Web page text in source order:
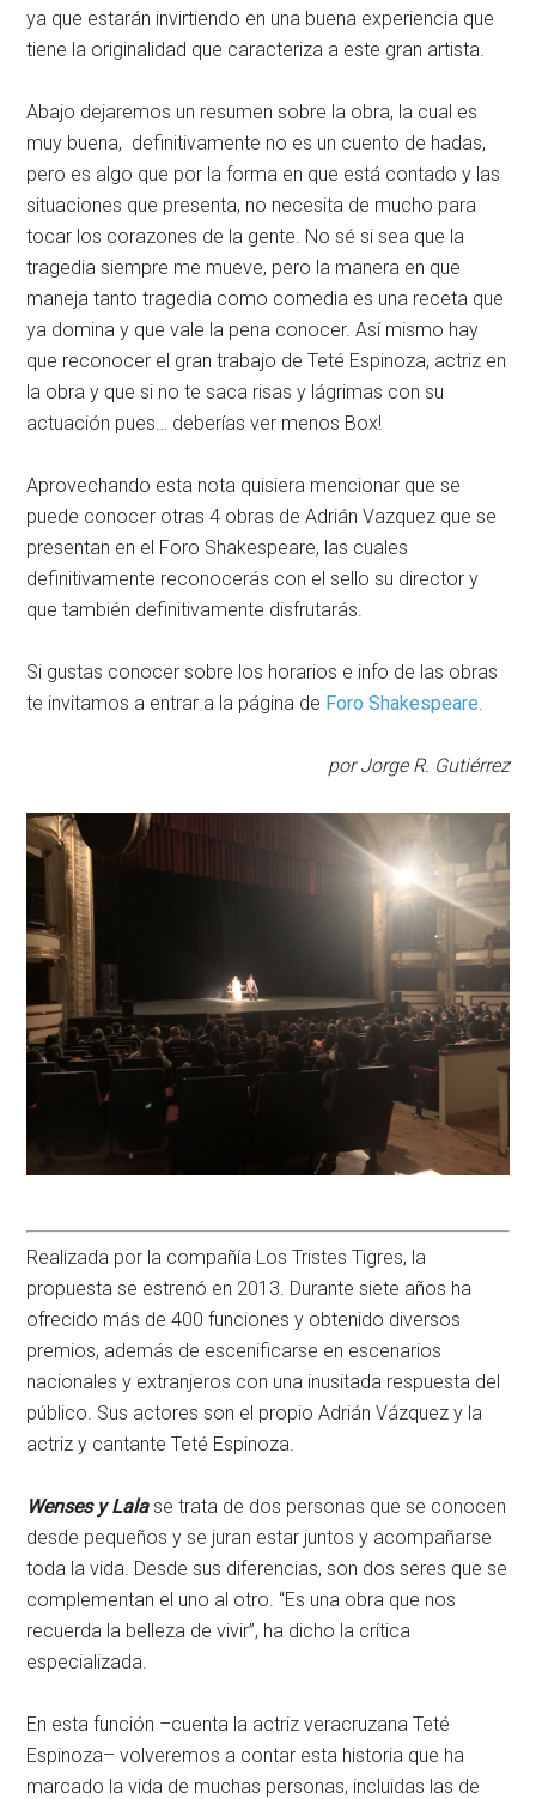
ya que estarán invirtiendo en una buena experiencia que
tiene la originalidad que caracteriza a este gran artista.
Abajo dejaremos un resumen sobre la obra, la cual es
muy buena, definitivamente no es un cuento de hadas,
pero es algo que por la forma en que está contado y las
situaciones que presenta, no necesita de mucho para
tocar los corazones de la gente. No sé si sea que la
tragedia siempre me mueve, pero la manera en que
maneja tanto tragedia como comedia es una receta que
ya domina y que vale la pena conocer. Así mismo hay
que reconocer el gran trabajo de Teté Espinoza, actriz en
la obra y que si no te saca risas y lágrimas con su
actuación pues… deberías ver menos Box!
Aprovechando esta nota quisiera mencionar que se
puede conocer otras 4 obras de Adrián Vazquez que se
presentan en el Foro Shakespeare, las cuales
definitivamente reconocerás con el sello su director y
que también definitivamente disfrutarás.
Si gustas conocer sobre los horarios e info de las obras
te invitamos a entrar a la página de Foro Shakespeare
por Jorge R. Gutiérrez
Realizada por la compañía Los Tristes Tigres, la
propuesta se estrenó en 2013. Durante siete años ha
ofrecido más de 400 funciones y obtenido diversos
premios, además de escenificarse en escenarios
nacionales y extranjeros con una inusitada respuesta del
público. Sus actores son el propio Adrián Vázquez y la
actriz y cantante Teté Espinoza.
Wenses y Lala se trata de dos personas que se conocen
desde pequeños y se juran estar juntos y acompañarse
toda la vida. Desde sus diferencias, son dos seres que se
complementan el uno al otro. “Es una obra que nos
recuerda la belleza de vivir”, ha dicho la crítica
especializada.
En esta función –cuenta la actriz veracruzana Teté
Espinoza– volveremos a contar esta historia que ha
marcado la vida de muchas personas, incluidas las de